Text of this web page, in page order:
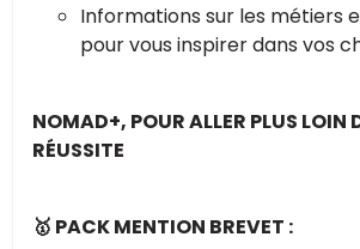
Informations sur les métiers
pour vous inspirer dans vos
NOMAD+, POUR ALLER PLUS LOIN
RÉUSSITE
🥇 PACK MENTION BREVET :